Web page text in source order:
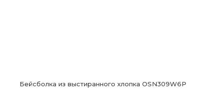
Бейсболка из выстиранного хлопка OSN309W6P